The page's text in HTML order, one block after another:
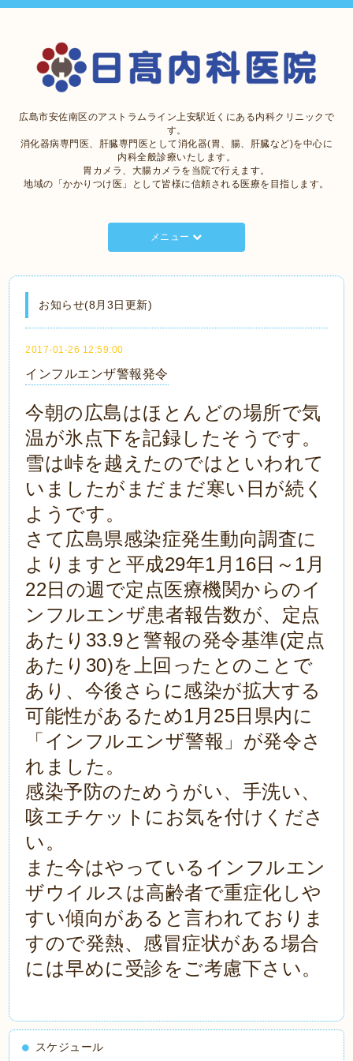
広島市安佐南区のアストラムライン上安駅近くにある内科クリニックで
す。
消化器病専門医、肝臓専門医として消化器(胃、腸、肝臓など)を中心に
内科全般診療いたします。
胃カメラ、大腸カメラを当院で行えます。
地域の「かかりつけ医」として皆様に信頼される医療を目指します。
メニュー
お知らせ(8月3日更新)
2017-01-26 12:59:00
インフルエンザ警報発令
今朝の広島はほとんどの場所で気
温が氷点下を記録したそうです。
雪は峠を越えたのではといわれて
いましたがまだまだ寒い日が続く
ようです。
さて広島県感染症発生動向調査に
よりますと平成29年1月16日～1月
22日の週で定点医療機関からのイ
ンフルエンザ患者報告数が、定点
あたり33.9と警報の発令基準(定点
あたり30)を上回ったとのことで
あり、今後さらに感染が拡大する
可能性があるため1月25日県内に
「インフルエンザ警報」が発令さ
れました。
感染予防のためうがい、手洗い、
咳エチケットにお気を付けくださ
い。
また今はやっているインフルエン
ザウイルスは高齢者で重症化しや
すい傾向があると言われておりま
すので発熱、感冒症状がある場合
には早めに受診をご考慮下さい。
スケジュール